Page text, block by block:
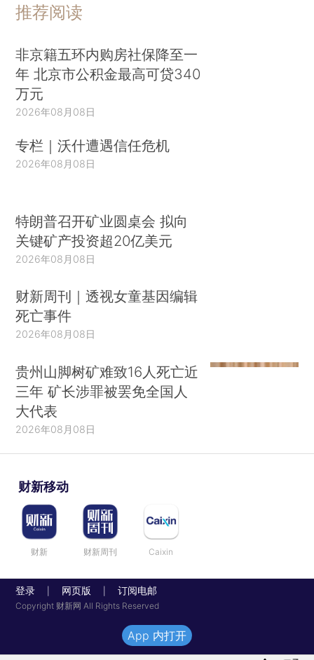
推荐阅读
非京籍五环内购房社保降至一
年 北京市公积金最高可贷340
万元
2026年08月08日
专栏｜沃什遭遇信任危机
2026年08月08日
特朗普召开矿业圆桌会 拟向
关键矿产投资超20亿美元
2026年08月08日
财新周刊｜透视女童基因编辑
死亡事件
2026年08月08日
贵州山脚树矿难致16人死亡近
三年 矿长涉罪被罢免全国人
大代表
2026年08月08日
财新移动
财新 财新周刊 Caixin
登录 网页版 订阅电邮
Copyright 财新网 All Rights Reserved
App 内打开